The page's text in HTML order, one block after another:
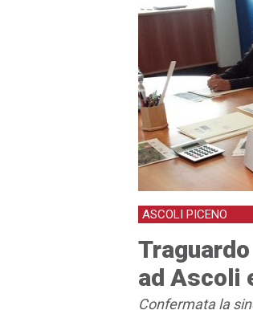
ASCOLI PICENO
ad Ascoli
Confermata la